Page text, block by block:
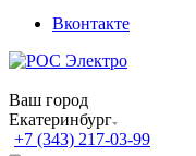
Вконтакте
Ваш город
Екатеринбург
+7 (343) 217-03-99